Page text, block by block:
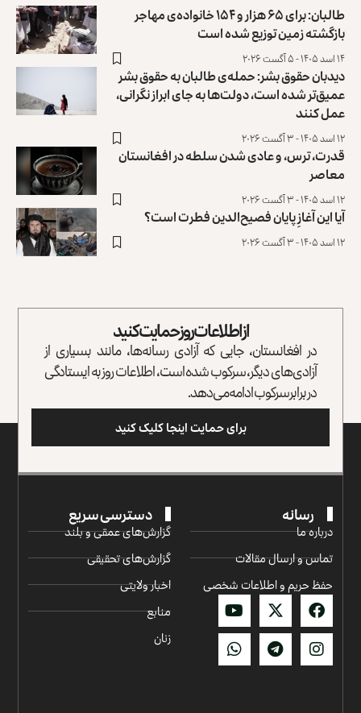
طالبان: برای ۶۵ هزار و ۱۵۴ خانواده‌ی مهاجر
بازگشته زمین توزیع ‏شده است
۱۴ اسد ۱۴۰۵ - ۵ آگست ۲۰۲۶
دیدبان حقوق بشر: حمله‌ی طالبان به حقوق بشر
عمیق‌تر شده است، دولت‌ها به جای ابراز نگرانی،
عمل کنند
۱۲ اسد ۱۴۰۵ - ۳ آگست ۲۰۲۶
قدرت، ترس، و عادی ‌شدن سلطه در افغانستان
معاصر
۱۲ اسد ۱۴۰۵ - ۳ آگست ۲۰۲۶
آیا این آغازِ پایان فصیح‌الدین فطرت است؟
۱۲ اسد ۱۴۰۵ - ۳ آگست ۲۰۲۶
از اطلاعات روز حمایت کنید
در افغانستان، جایی که آزادی رسانه‌ها، مانند بسیاری از
آزادی‌های دیگر، سرکوب شده است، اطلاعات روز به ایستادگی
در برابر سرکوب ادامه می‌دهد.
برای حمایت اینجا کلیک کنید
رسانه
درباره ما
تماس و ارسال مقالات
حفظ حریم و اطلاعات شخصی
دسترسی سریع
گزارش‌‌های عمقی و بلند
گزارش‌های تحقیقی
اخبار ولایتی
منابع
زنان